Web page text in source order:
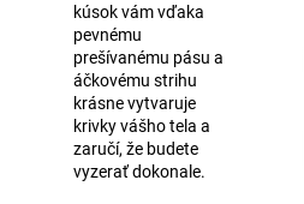
kúsok vám vďaka
pevnému
prešívanému pásu a
áčkovému strihu
krásne vytvaruje
krivky vášho tela a
zaručí, že budete
vyzerať dokonale.